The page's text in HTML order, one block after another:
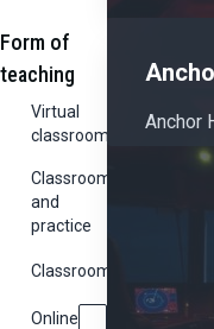
Form of
teaching
Virtual
classroom
Classroom
and
practice
Classroom
Online
Anchor